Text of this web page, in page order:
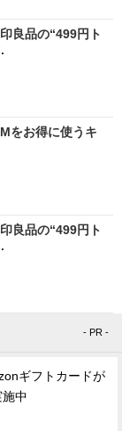
良品の“499円ト
をお得に使うキ
良品の“499円ト
- PR -
ギフトカードが
中